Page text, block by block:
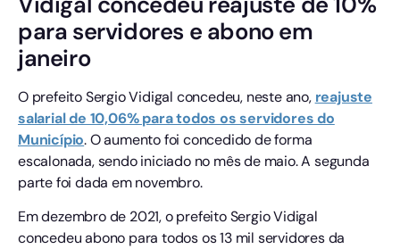
para servidores e abono em
janeiro
O prefeito Sergio Vidigal concedeu, neste ano, reajuste
salarial de 10,06% para todos os servidores do
Município. O aumento foi concedido de forma
escalonada, sendo iniciado no mês de maio. A segunda
parte foi dada em novembro.
Em dezembro de 2021, o prefeito Sergio Vidigal
concedeu abono para todos os 13 mil servidores da